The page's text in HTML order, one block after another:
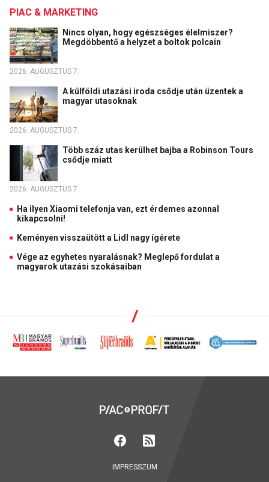
PIAC & MARKETING
Nincs olyan, hogy egészséges élelmiszer?
Megdöbbentő a helyzet a boltok polcain
2026. AUGUSZTUS 7.
A külföldi utazási iroda csődje után üzentek a
magyar utasoknak
2026. AUGUSZTUS 7.
Több száz utas kerülhet bajba a Robinson Tours
csődje miatt
2026. AUGUSZTUS 7.
Ha ilyen Xiaomi telefonja van, ezt érdemes azonnal
kikapcsolni!
Keményen visszaütött a Lidl nagy ígérete
Vége az egyhetes nyaralásnak? Meglepő fordulat a
magyarok utazási szokásaiban
IMPRESSZUM